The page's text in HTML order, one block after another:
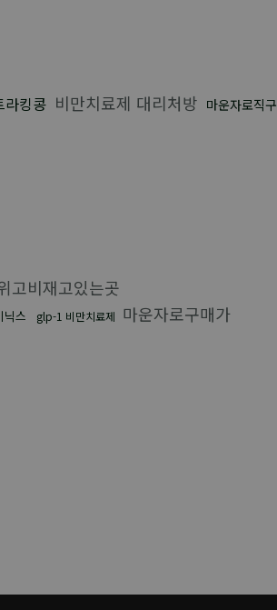
라킹콩 비만치료제 대리처방 마운자로직구
고비재고있는곳
닉스 glp-1 비만치료제 마운자로구매가